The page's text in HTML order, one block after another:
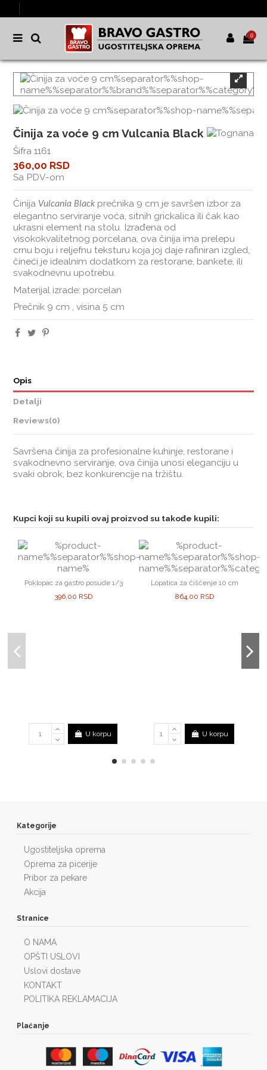
0
Činija za voće 9 cm Vulcania Black
Šifra 1161
360,00 RSD
Sa PDV-om
Činija Vulcania Blackprečnika 9 cm je savršen izbor za
elegantno serviranje voća, sitnih grickalica ili čak kao
ukrasni element na stolu. Izrađena od
visokokvalitetnog porcelana, ova činija ima prelepu
crnu boju i reljefnu teksturu koja joj daje rafiniran izgled,
čineći je idealnim dodatkom za restorane, bankete, ili
svakodnevnu upotrebu.
Materijal izrade: porcelan
Prečnik 9 cm , visina 5 cm
Opis
Detalji
Reviews(0)
Savršena činija za profesionalne kuhinje, restorane i
svakodnevno serviranje, ova činija unosi eleganciju u
svaki obrok, bez konkurencije na tržištu.
Kupci koji su kupili ovaj proizvod su takođe kupili:
Poklopac za gastro posude 1/3
396,00 RSD
U korpu
Lopatica za čišćenje 10 cm
864,00 RSD
U korpu
Kategorije
Ugostiteljska oprema
Oprema za picerije
Pribor za pekare
Akcija
Stranice
O NAMA
OPŠTI USLOVI
Uslovi dostave
KONTAKT
POLITIKA REKLAMACIJA
Plaćanje